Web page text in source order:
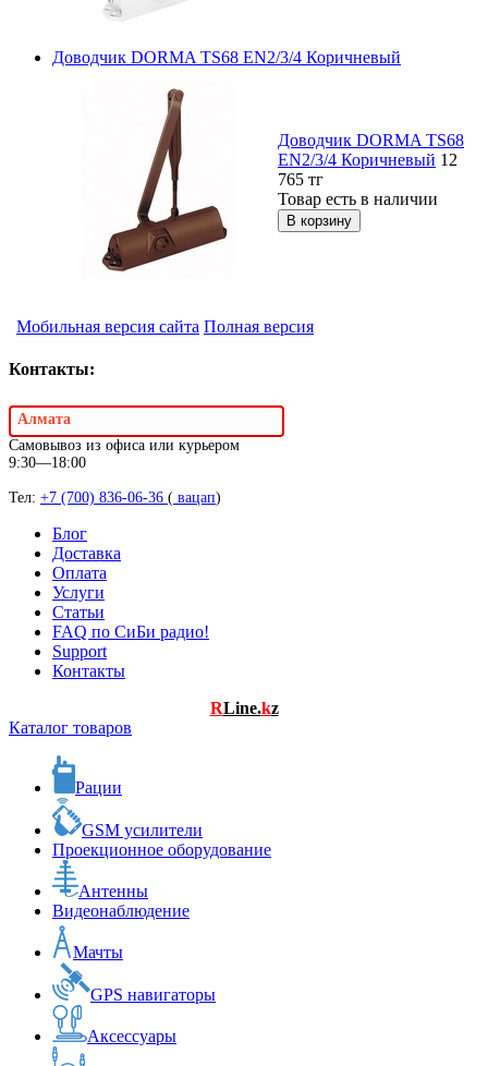
Доводчик DORMA TS68 EN2/3/4 Коричневый
Доводчик DORMA TS68
EN2/3/4 Коричневый 12
765 тг
Товар есть в наличии
Мобильная версия сайта Полная версия
Контакты:
Алмата
Самовывоз из офиса или курьером
9:30—18:00
Тел: +7 (700) 836-06-36 ( вацап)
Блог
Доставка
Оплата
Услуги
Статьи
FAQ по СиБи радио!
Support
Контакты
RLine.kz
Каталог товаров
Рации
GSM усилители
Проекционное оборудование
Антенны
Видеонаблюдение
Мачты
GPS навигаторы
Аксессуары